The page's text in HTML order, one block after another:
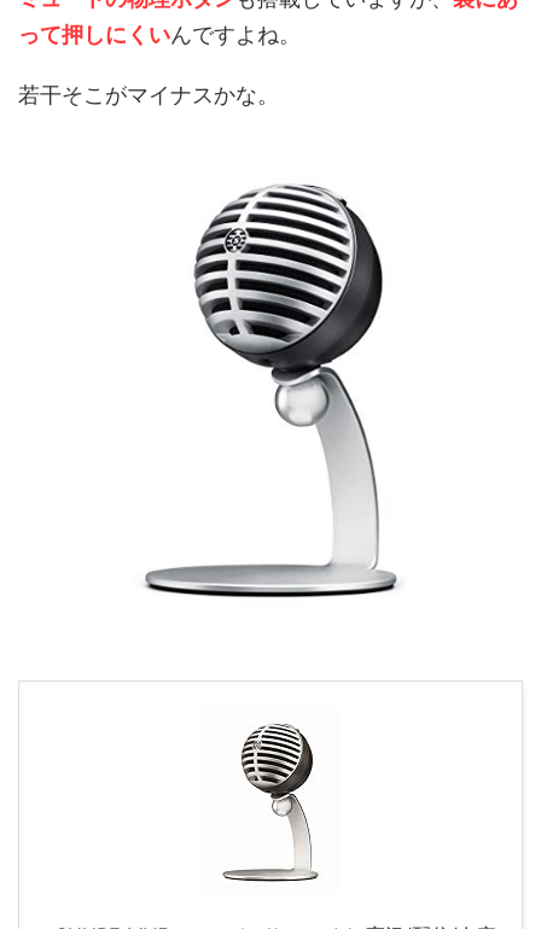
って押しにくいんですよね。
若干そこがマイナスかな。